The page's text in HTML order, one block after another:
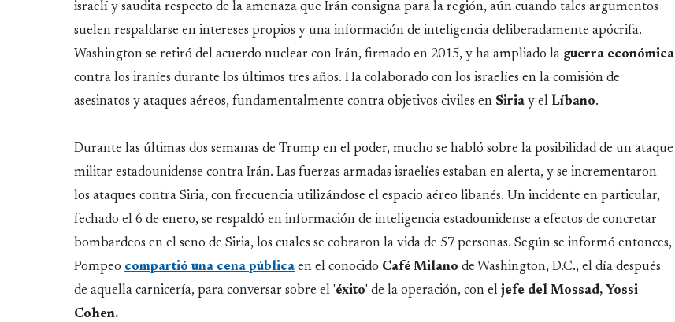
israelí y saudita respecto de la amenaza que Irán consigna para la región, aún cuando tales argumentos
suelen respaldarse en intereses propios y una información de inteligencia deliberadamente apócrifa.
Washington se retiró del acuerdo nuclear con Irán, firmado en 2015, y ha ampliado la guerra económica
contra los iraníes durante los últimos tres años. Ha colaborado con los israelíes en la comisión de
asesinatos y ataques aéreos, fundamentalmente contra objetivos civiles en Siria y el Líbano.
Durante las últimas dos semanas de Trump en el poder, mucho se habló sobre la posibilidad de un ataque
militar estadounidense contra Irán. Las fuerzas armadas israelíes estaban en alerta, y se incrementaron
los ataques contra Siria, con frecuencia utilizándose el espacio aéreo libanés. Un incidente en particular,
fechado el 6 de enero, se respaldó en información de inteligencia estadounidense a efectos de concretar
bombardeos en el seno de Siria, los cuales se cobraron la vida de 57 personas. Según se informó entonces,
Pompeo compartió una cena pública en el conocido Café Milano de Washington, D.C., el día después
de aquella carnicería, para conversar sobre el 'éxito' de la operación, con el jefe del Mossad, Yossi
Cohen.